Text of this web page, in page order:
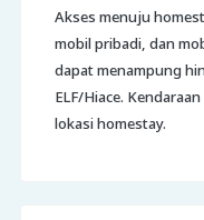
Akses menuju
mobil pribadi, dan
dapat menampung
ELF/Hiace.
lokasi homestay.